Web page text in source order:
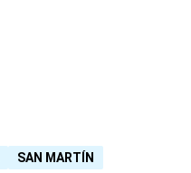
SAN MARTÍN